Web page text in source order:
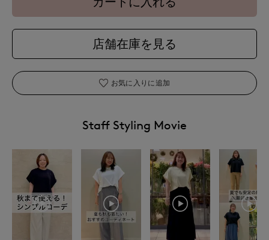
店舗在庫を見る
お気に入りに追加
Staff Styling Movie